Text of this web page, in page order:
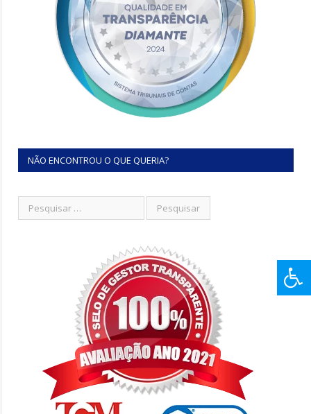
NÃO ENCONTROU O QUE QUERIA?